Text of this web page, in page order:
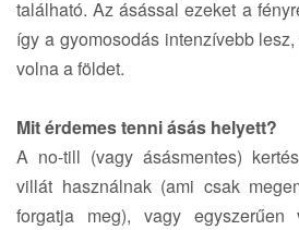
található. Az ásással ezeket a
így a gyomosodás intenzívebb
volna a földet.
Mit érdemes tenni ásás helyett?
A no-till (vagy ásásmentes)
villát használnak (ami csak
forgatja meg), vagy egyszerűen